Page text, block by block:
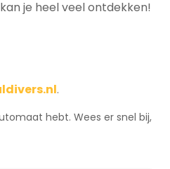
je heel veel ontdekken!
.
hebt. Wees er snel bij,